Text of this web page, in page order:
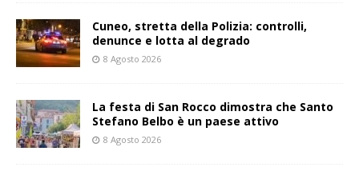
Cuneo, stretta della Polizia: controlli,
denunce e lotta al degrado
8 Agosto 2026
La festa di San Rocco dimostra che Santo
Stefano Belbo è un paese attivo
8 Agosto 2026